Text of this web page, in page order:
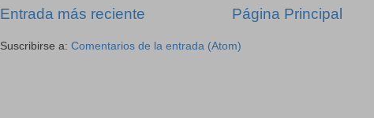
Entrada más reciente Página Principal
Suscribirse a: Comentarios de la entrada (Atom)